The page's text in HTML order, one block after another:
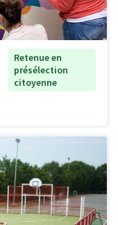
Retenue en
présélection
citoyenne